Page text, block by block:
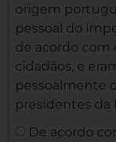
origem
pessoal do
de acordo com
cidadãos, e
pessoalmente
presidentes da
De acordo